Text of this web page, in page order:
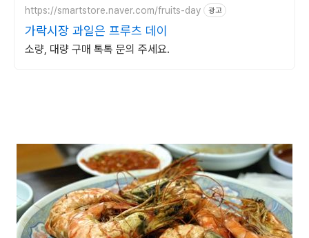
https://smartstore.naver.com/fruits-day 광고
가락시장 과일은 프루츠 데이
소량, 대량 구매 톡톡 문의 주세요.